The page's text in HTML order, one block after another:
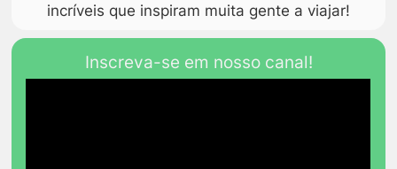
incríveis que inspiram muita gente a viajar!
Inscreva-se em nosso canal!